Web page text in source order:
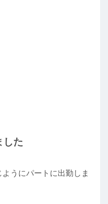
した
うにパートに出勤しま